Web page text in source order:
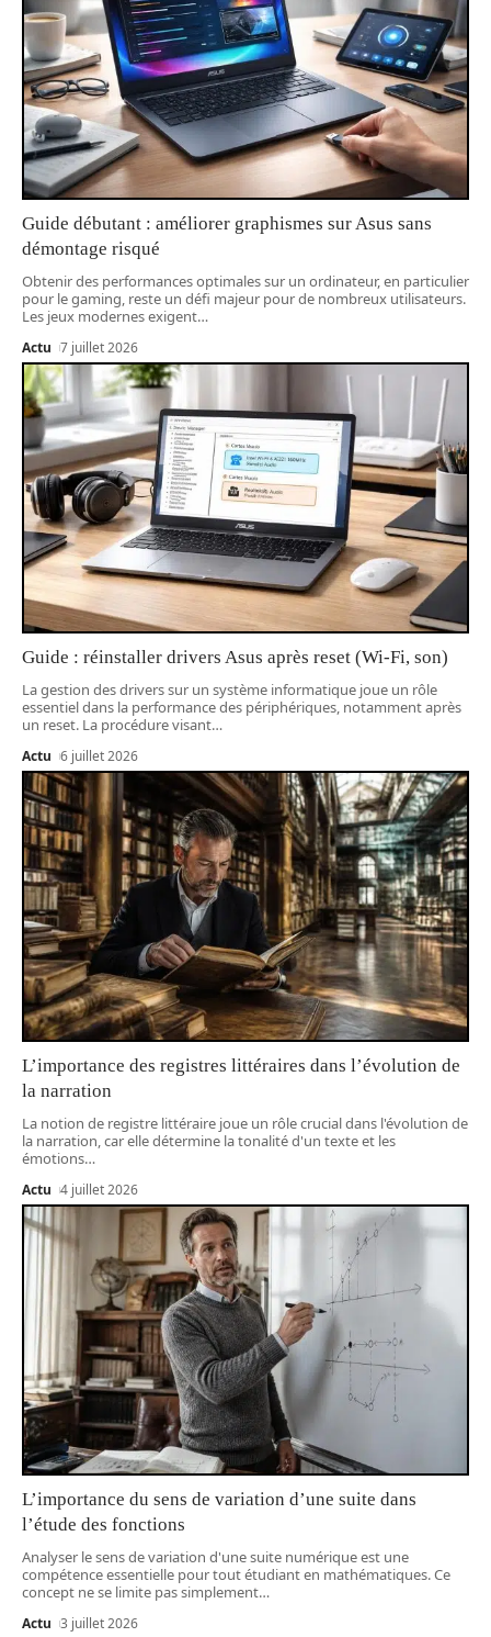
Guide débutant : améliorer graphismes sur Asus sans
démontage risqué
Obtenir des performances optimales sur un ordinateur, en particulier
pour le gaming, reste un défi majeur pour de nombreux utilisateurs.
Les jeux modernes exigent…
Actu 7 juillet 2026
Guide : réinstaller drivers Asus après reset (Wi-Fi, son)
La gestion des drivers sur un système informatique joue un rôle
essentiel dans la performance des périphériques, notamment après
un reset. La procédure visant…
Actu 6 juillet 2026
L’importance des registres littéraires dans l’évolution de
la narration
La notion de registre littéraire joue un rôle crucial dans l'évolution de
la narration, car elle détermine la tonalité d'un texte et les
émotions…
Actu 4 juillet 2026
L’importance du sens de variation d’une suite dans
l’étude des fonctions
Analyser le sens de variation d'une suite numérique est une
compétence essentielle pour tout étudiant en mathématiques. Ce
concept ne se limite pas simplement…
Actu 3 juillet 2026